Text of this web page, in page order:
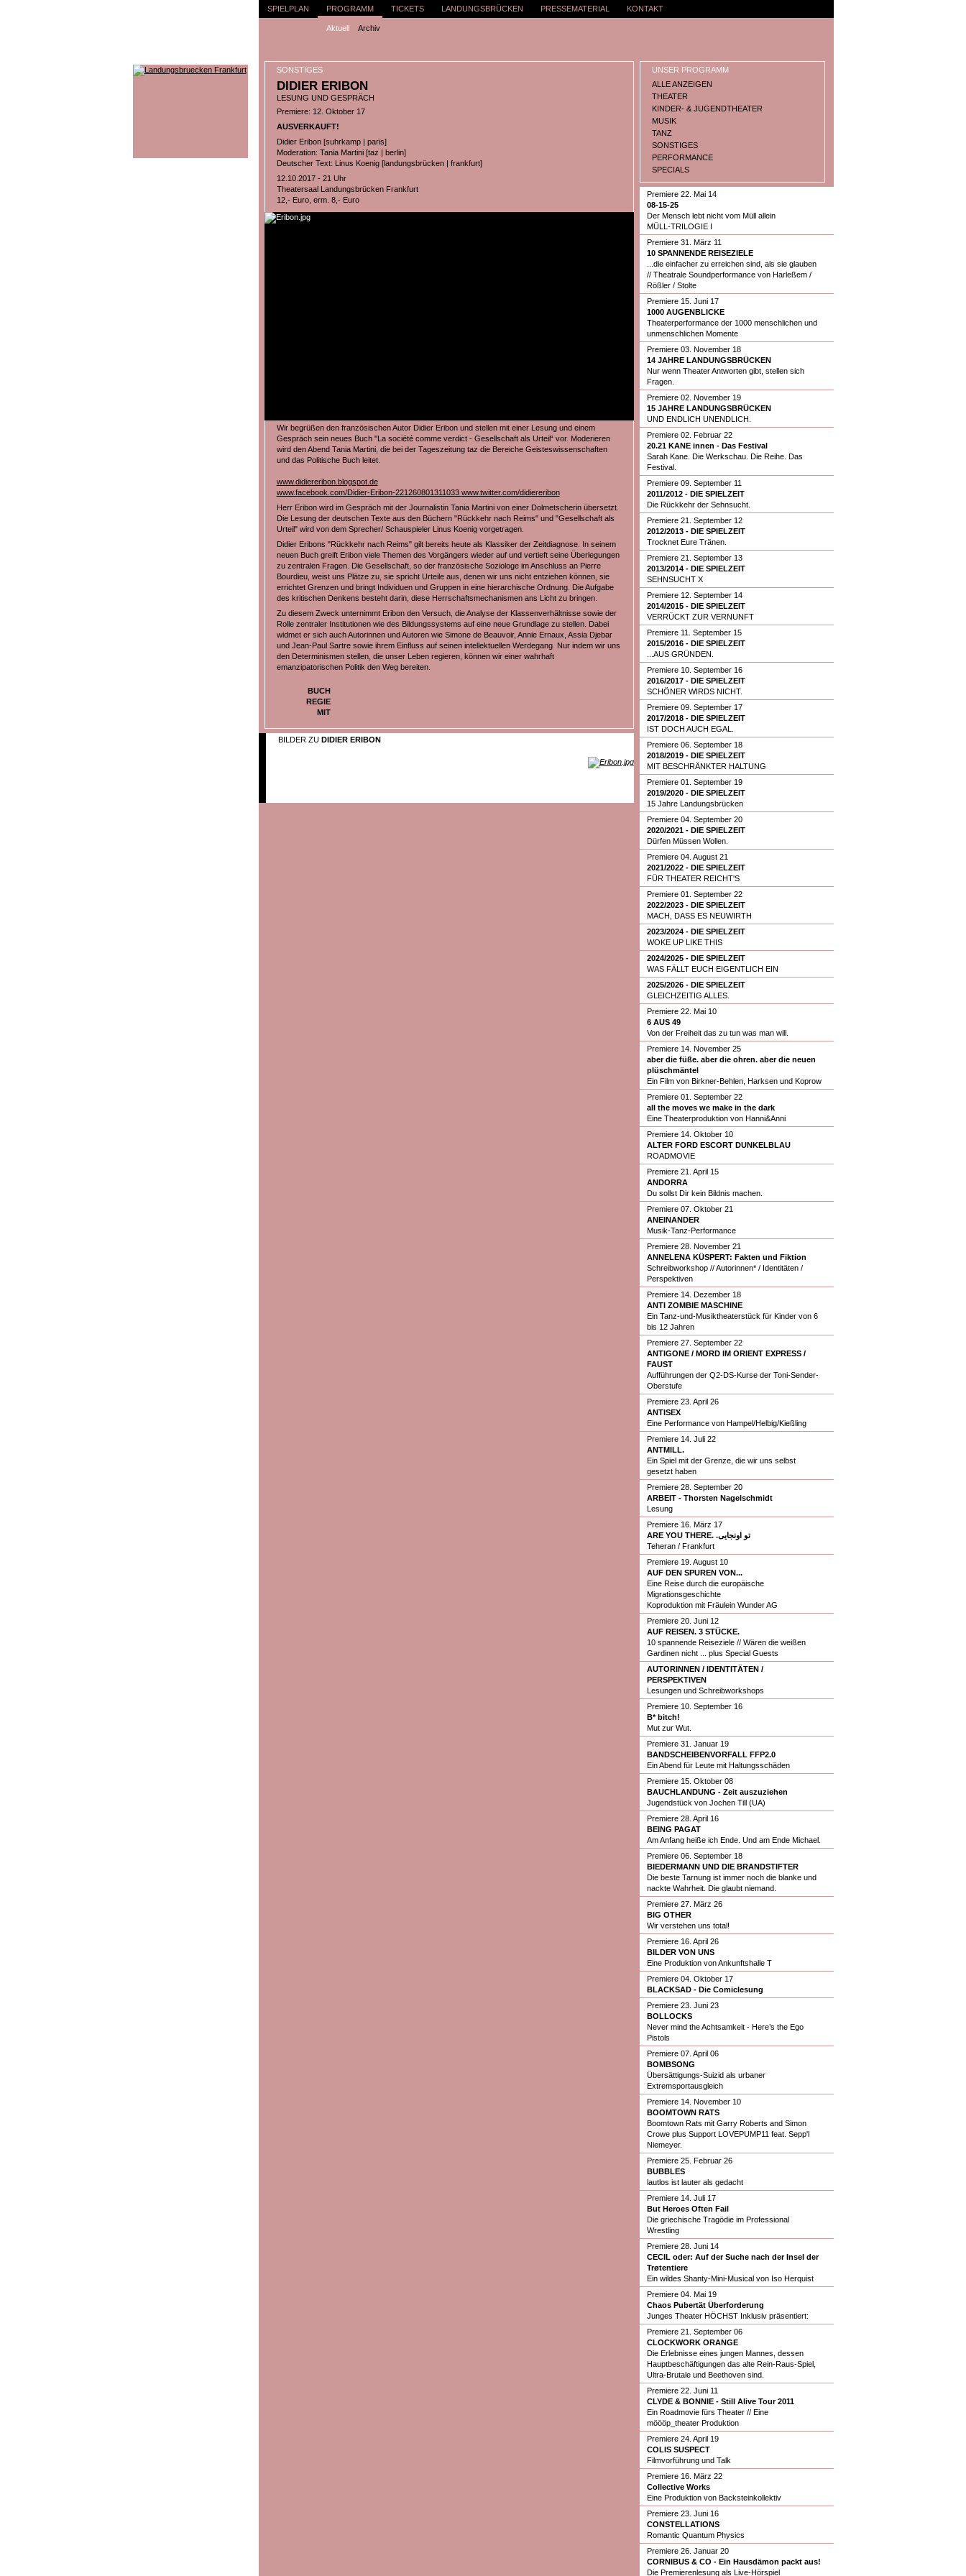
SPIELPLAN PROGRAMM
Aktuell Archiv
TICKETS LANDUNGSBRÜCKEN PRESSEMATERIAL KONTAKT
SONSTIGES
DIDIER ERIBON
LESUNG UND GESPRÄCH
Premiere: 12. Oktober 17
AUSVERKAUFT!
Didier Eribon [suhrkamp | paris]
Moderation: Tania Martini [taz | berlin]
Deutscher Text: Linus Koenig [landungsbrücken | frankfurt]
12.10.2017 - 21 Uhr
Theatersaal Landungsbrücken Frankfurt
12,- Euro, erm. 8,- Euro
Wir begrüßen den französischen Autor Didier Eribon und stellen mit einer Lesung und einem
Gespräch sein neues Buch "La société comme verdict - Gesellschaft als Urteil“ vor. Moderieren
wird den Abend Tania Martini, die bei der Tageszeitung taz die Bereiche Geisteswissenschaften
und das Politische Buch leitet.
www.didiereribon.blogspot.de
www.facebook.com/Didier-Eribon-221260801311033 www.twitter.com/didiereribon
Herr Eribon wird im Gespräch mit der Journalistin Tania Martini von einer Dolmetscherin übersetzt.
Die Lesung der deutschen Texte aus den Büchern "Rückkehr nach Reims" und "Gesellschaft als
Urteil" wird von dem Sprecher/ Schauspieler Linus Koenig vorgetragen.
Didier Eribons "Rückkehr nach Reims" gilt bereits heute als Klassiker der Zeitdiagnose. In seinem
neuen Buch greift Eribon viele Themen des Vorgängers wieder auf und vertieft seine Überlegungen
zu zentralen Fragen. Die Gesellschaft, so der französische Soziologe im Anschluss an Pierre
Bourdieu, weist uns Plätze zu, sie spricht Urteile aus, denen wir uns nicht entziehen können, sie
errichtet Grenzen und bringt Individuen und Gruppen in eine hierarchische Ordnung. Die Aufgabe
des kritischen Denkens besteht darin, diese Herrschaftsmechanismen ans Licht zu bringen.
Zu diesem Zweck unternimmt Eribon den Versuch, die Analyse der Klassenverhältnisse sowie der
Rolle zentraler Institutionen wie des Bildungssystems auf eine neue Grundlage zu stellen. Dabei
widmet er sich auch Autorinnen und Autoren wie Simone de Beauvoir, Annie Ernaux, Assia Djebar
und Jean-Paul Sartre sowie ihrem Einfluss auf seinen intellektuellen Werdegang. Nur indem wir uns
den Determinismen stellen, die unser Leben regieren, können wir einer wahrhaft
emanzipatorischen Politik den Weg bereiten.
BUCH
REGIE
MIT
BILDER ZU DIDIER ERIBON
UNSER PROGRAMM
ALLE ANZEIGEN
THEATER
KINDER- & JUGENDTHEATER
MUSIK
TANZ
SONSTIGES
PERFORMANCE
SPECIALS
Premiere 22. Mai 14
08-15-25
Der Mensch lebt nicht vom Müll allein
MÜLL-TRILOGIE I
Premiere 31. März 11
10 SPANNENDE REISEZIELE
...die einfacher zu erreichen sind, als sie glauben
// Theatrale Soundperformance von Harleßem /
Rößler / Stolte
Premiere 15. Juni 17
1000 AUGENBLICKE
Theaterperformance der 1000 menschlichen und
unmenschlichen Momente
Premiere 03. November 18
14 JAHRE LANDUNGSBRÜCKEN
Nur wenn Theater Antworten gibt, stellen sich
Fragen.
Premiere 02. November 19
15 JAHRE LANDUNGSBRÜCKEN
UND ENDLICH UNENDLICH.
Premiere 02. Februar 22
20.21 KANE innen - Das Festival
Sarah Kane. Die Werkschau. Die Reihe. Das
Festival.
Premiere 09. September 11
2011/2012 - DIE SPIELZEIT
Die Rückkehr der Sehnsucht.
Premiere 21. September 12
2012/2013 - DIE SPIELZEIT
Trocknet Eure Tränen.
Premiere 21. September 13
2013/2014 - DIE SPIELZEIT
SEHNSUCHT X
Premiere 12. September 14
2014/2015 - DIE SPIELZEIT
VERRÜCKT ZUR VERNUNFT
Premiere 11. September 15
2015/2016 - DIE SPIELZEIT
...AUS GRÜNDEN.
Premiere 10. September 16
2016/2017 - DIE SPIELZEIT
SCHÖNER WIRDS NICHT.
Premiere 09. September 17
2017/2018 - DIE SPIELZEIT
IST DOCH AUCH EGAL.
Premiere 06. September 18
2018/2019 - DIE SPIELZEIT
MIT BESCHRÄNKTER HALTUNG
Premiere 01. September 19
2019/2020 - DIE SPIELZEIT
15 Jahre Landungsbrücken
Premiere 04. September 20
2020/2021 - DIE SPIELZEIT
Dürfen Müssen Wollen.
Premiere 04. August 21
2021/2022 - DIE SPIELZEIT
FÜR THEATER REICHT'S
Premiere 01. September 22
2022/2023 - DIE SPIELZEIT
MACH, DASS ES NEUWIRTH
2023/2024 - DIE SPIELZEIT
WOKE UP LIKE THIS
2024/2025 - DIE SPIELZEIT
WAS FÄLLT EUCH EIGENTLICH EIN
2025/2026 - DIE SPIELZEIT
GLEICHZEITIG ALLES.
Premiere 22. Mai 10
6 AUS 49
Von der Freiheit das zu tun was man will.
Premiere 14. November 25
aber die füße. aber die ohren. aber die neuen
plüschmäntel
Ein Film von Birkner-Behlen, Harksen und Koprow
Premiere 01. September 22
all the moves we make in the dark
Eine Theaterproduktion von Hanni&Anni
Premiere 14. Oktober 10
ALTER FORD ESCORT DUNKELBLAU
ROADMOVIE
Premiere 21. April 15
ANDORRA
Du sollst Dir kein Bildnis machen.
Premiere 07. Oktober 21
ANEINANDER
Musik-Tanz-Performance
Premiere 28. November 21
ANNELENA KÜSPERT: Fakten und Fiktion
Schreibworkshop // Autorinnen* / Identitäten /
Perspektiven
Premiere 14. Dezember 18
ANTI ZOMBIE MASCHINE
Ein Tanz-und-Musiktheaterstück für Kinder von 6
bis 12 Jahren
Premiere 27. September 22
ANTIGONE / MORD IM ORIENT EXPRESS /
FAUST
Aufführungen der Q2-DS-Kurse der Toni-Sender-
Oberstufe
Premiere 23. April 26
ANTISEX
Eine Performance von Hampel/Helbig/Kießling
Premiere 14. Juli 22
ANTMILL.
Ein Spiel mit der Grenze, die wir uns selbst
gesetzt haben
Premiere 28. September 20
ARBEIT - Thorsten Nagelschmidt
Lesung
Premiere 16. März 17
ARE YOU THERE. .تو اونجایی
Teheran / Frankfurt
Premiere 19. August 10
AUF DEN SPUREN VON...
Eine Reise durch die europäische
Migrationsgeschichte
Koproduktion mit Fräulein Wunder AG
Premiere 20. Juni 12
AUF REISEN. 3 STÜCKE.
10 spannende Reiseziele // Wären die weißen
Gardinen nicht ... plus Special Guests
AUTORINNEN / IDENTITÄTEN /
PERSPEKTIVEN
Lesungen und Schreibworkshops
Premiere 10. September 16
B* bitch!
Mut zur Wut.
Premiere 31. Januar 19
BANDSCHEIBENVORFALL FFP2.0
Ein Abend für Leute mit Haltungsschäden
Premiere 15. Oktober 08
BAUCHLANDUNG - Zeit auszuziehen
Jugendstück von Jochen Till (UA)
Premiere 28. April 16
BEING PAGAT
Am Anfang heiße ich Ende. Und am Ende Michael.
Premiere 06. September 18
BIEDERMANN UND DIE BRANDSTIFTER
Die beste Tarnung ist immer noch die blanke und
nackte Wahrheit. Die glaubt niemand.
Premiere 27. März 26
BIG OTHER
Wir verstehen uns total!
Premiere 16. April 26
BILDER VON UNS
Eine Produktion von Ankunftshalle T
Premiere 04. Oktober 17
BLACKSAD - Die Comiclesung
Premiere 23. Juni 23
BOLLOCKS
Never mind the Achtsamkeit - Here’s the Ego
Pistols
Premiere 07. April 06
BOMBSONG
Übersättigungs-Suizid als urbaner
Extremsportausgleich
Premiere 14. November 10
BOOMTOWN RATS
Boomtown Rats mit Garry Roberts and Simon
Crowe plus Support LOVEPUMP11 feat. Sepp'l
Niemeyer.
Premiere 25. Februar 26
BUBBLES
lautlos ist lauter als gedacht
Premiere 14. Juli 17
But Heroes Often Fail
Die griechische Tragödie im Professional
Wrestling
Premiere 28. Juni 14
CECIL oder: Auf der Suche nach der Insel der
Trøtentiere
Ein wildes Shanty-Mini-Musical von Iso Herquist
Premiere 04. Mai 19
Chaos Pubertät Überforderung
Junges Theater HÖCHST Inklusiv präsentiert:
Premiere 21. September 06
CLOCKWORK ORANGE
Die Erlebnisse eines jungen Mannes, dessen
Hauptbeschäftigungen das alte Rein-Raus-Spiel,
Ultra-Brutale und Beethoven sind.
Premiere 22. Juni 11
CLYDE & BONNIE - Still Alive Tour 2011
Ein Roadmovie fürs Theater // Eine
möööp_theater Produktion
Premiere 24. April 19
COLIS SUSPECT
Filmvorführung und Talk
Premiere 16. März 22
Collective Works
Eine Produktion von Backsteinkollektiv
Premiere 23. Juni 16
CONSTELLATIONS
Romantic Quantum Physics
Premiere 26. Januar 20
CORNIBUS & CO - Ein Hausdämon packt aus!
Die Premierenlesung als Live-Hörspiel